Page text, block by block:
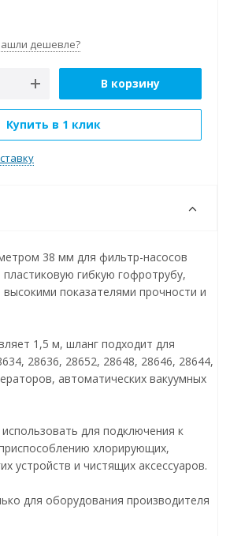
дешевле?
В корзину
Купить в 1 клик
38 мм для фильтр-насосов
гибкую гофротрубу,
показателями прочности и
1,5 м, шланг подходит для
28636, 28652, 28648, 28646, 28644,
автоматических вакуумных
для подключения к
хлорирующих,
устройств и чистящих аксессуаров.
для оборудования производителя